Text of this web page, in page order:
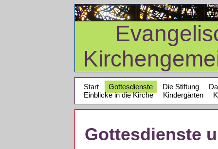
Start Gottesdienste Die Stiftung
Einblicke in die Kirche
Kindergärten
Gottesdienste